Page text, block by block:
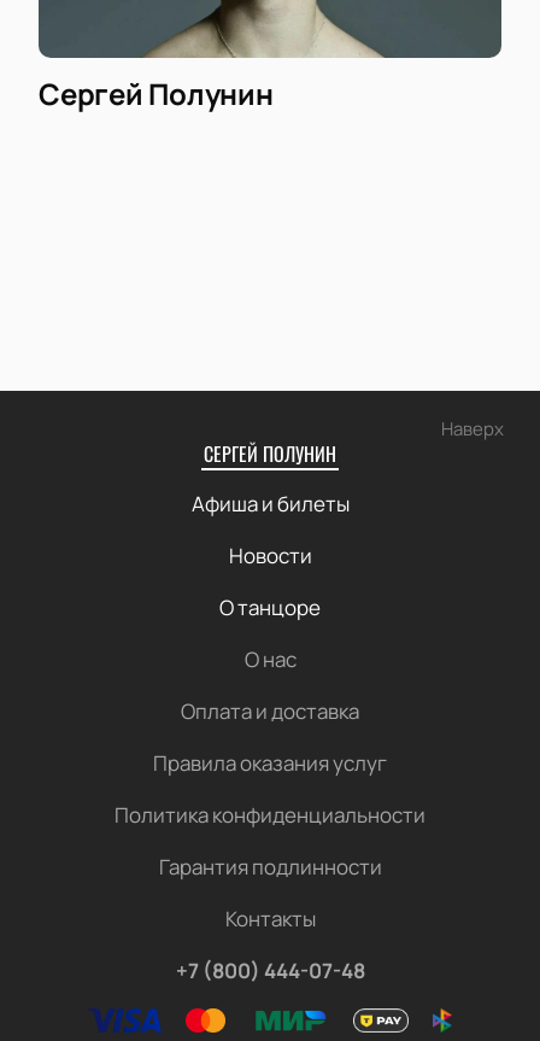
Сергей Полунин
Наверх
СЕРГЕЙ ПОЛУНИН
Афиша и билеты
Новости
О танцоре
О нас
Оплата и доставка
Правила оказания услуг
Политика конфиденциальности
Гарантия подлинности
Контакты
+7 (800) 444-07-48